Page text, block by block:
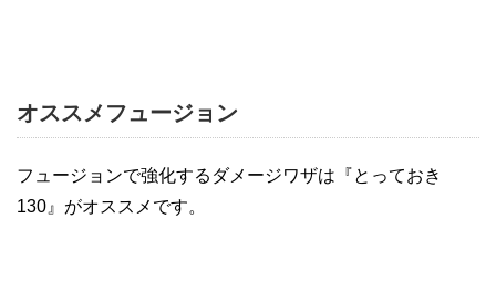
オススメフュージョン
フュージョンで強化するダメージワザは『とっておき
130』がオススメです。